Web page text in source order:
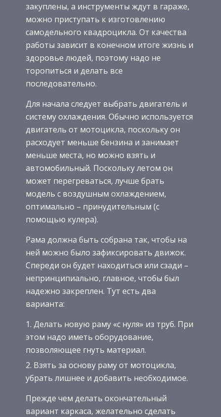
закуплены, а инструменты ждут в гараже,
можно приступать к изготовлению
самодельного квадроцикла. От качества
работы зависит в конечном итоге жизнь и
здоровье людей, поэтому надо не
торопиться и делать все
последовательно.
Для начала следует выбрать двигатель и
систему охлаждения. Обычно используется
двигатель от мотоцикла, поскольку он
расходует меньше бензина и занимает
меньше места, но можно взять и
автомобильный. Поскольку летом он
может перегреваться, лучше брать
модель с воздушным охлаждением,
оптимально – принудительным (с
помощью кулера).
Рама должна быть собрана так, чтобы на
ней можно было зафиксировать движок.
Спереди он будет находиться или сзади –
непринципиально, главное, чтобы был
надежно закреплен. Тут есть два
варианта:
Делать новую раму «с нуля» из труб. При
этом надо иметь оборудование,
позволяющее гнуть материал.
Взять за основу раму от мотоцикла,
убрать лишнее и добавить необходимое.
Прежде чем делать окончательный
вариант каркаса, желательно сделать